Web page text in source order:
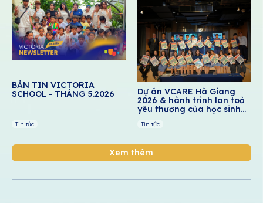
BẢN TIN VICTORIA
SCHOOL - THÁNG 5.2026
Tin tức
Dự án VCARE Hà Giang
2026 & hành trình lan toả
yêu thương của học sinh
Tin tức
Xem thêm